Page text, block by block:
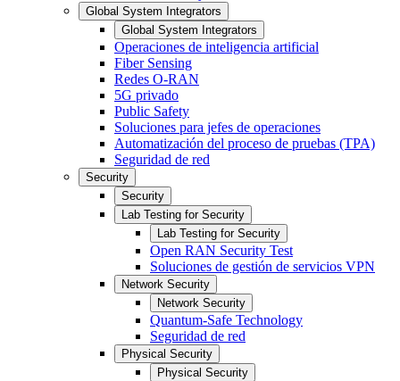
Global System Integrators
Global System Integrators
Operaciones de inteligencia artificial
Fiber Sensing
Redes O-RAN
5G privado
Public Safety
Soluciones para jefes de operaciones
Automatización del proceso de pruebas (TPA)
Seguridad de red
Security
Security
Lab Testing for Security
Lab Testing for Security
Open RAN Security Test
Soluciones de gestión de servicios VPN
Network Security
Network Security
Quantum-Safe Technology
Seguridad de red
Physical Security
Physical Security